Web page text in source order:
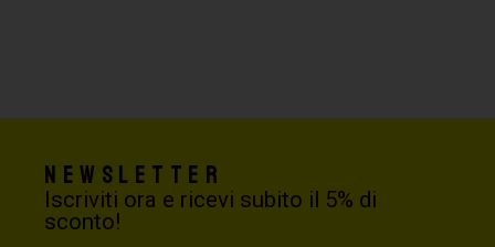
Newsletter
Iscriviti ora e ricevi subito il 5% di
sconto!